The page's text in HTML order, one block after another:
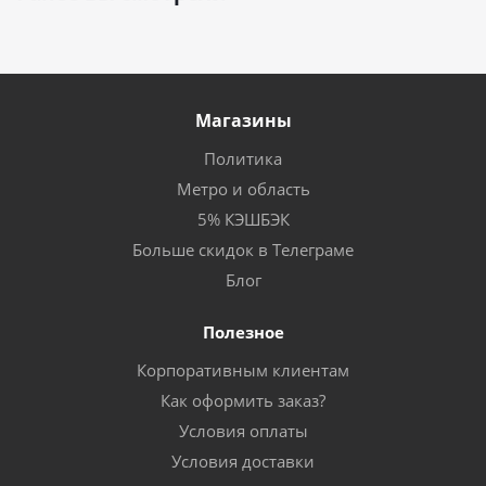
Магазины
Политика
Метро и область
5% КЭШБЭК
Больше скидок в Телеграме
Блог
Полезное
Корпоративным клиентам
Как оформить заказ?
Условия оплаты
Условия доставки